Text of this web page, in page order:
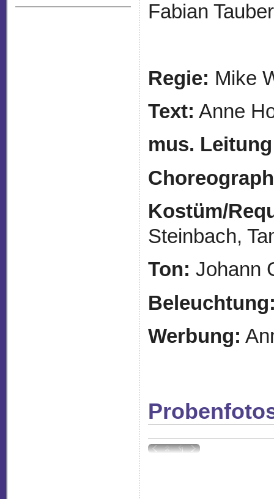
Fabian
Regie: Mike
Text:
mus.
Kostüm/
Steinbach,
Ton:Johann
Werbung: